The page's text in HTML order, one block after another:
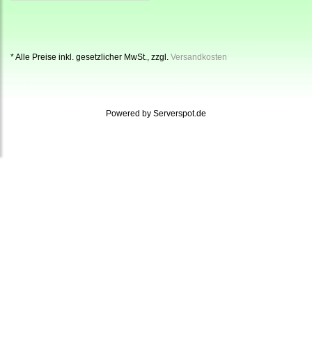
* Alle Preise inkl. gesetzlicher MwSt., zzgl. Versandkosten
Powered by Serverspot.de